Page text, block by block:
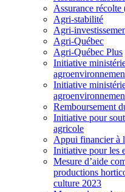
Assurance
Agri-stabilité
Agri-
Agri-Québec
Agri-Québec Plus
Initiative
Initiative
Remboursement
Initiative pour
agricole
Appui financier à
Initiative pour les
Mesure d’aide
productions
culture 2023